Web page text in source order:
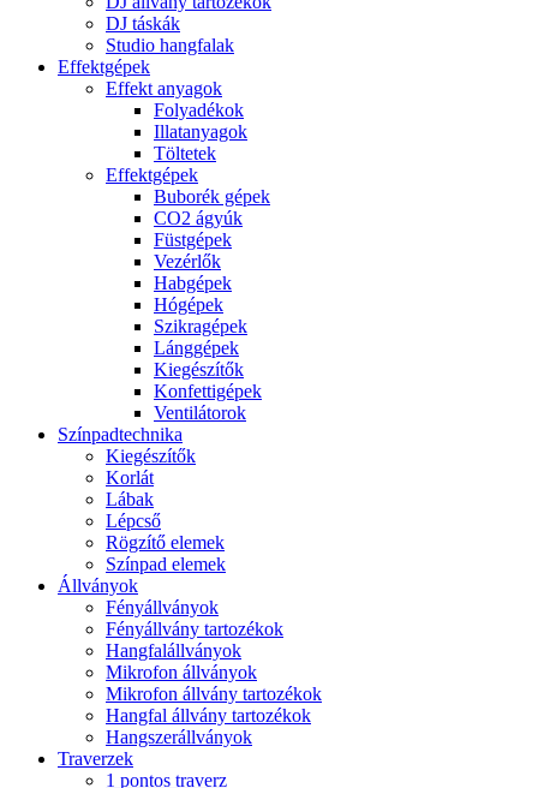
DJ táskák
Studio hangfalak
Effektgépek
Effekt anyagok
Folyadékok
Illatanyagok
Töltetek
Effektgépek
Buborék gépek
CO2 ágyúk
Füstgépek
Vezérlők
Habgépek
Hógépek
Szikragépek
Lánggépek
Kiegészítők
Konfettigépek
Ventilátorok
Színpadtechnika
Kiegészítők
Korlát
Lábak
Lépcső
Rögzítő elemek
Színpad elemek
Állványok
Fényállványok
Fényállvány tartozékok
Hangfalállványok
Mikrofon állványok
Mikrofon állvány tartozékok
Hangfal állvány tartozékok
Hangszerállványok
Traverzek
1 pontos traverz